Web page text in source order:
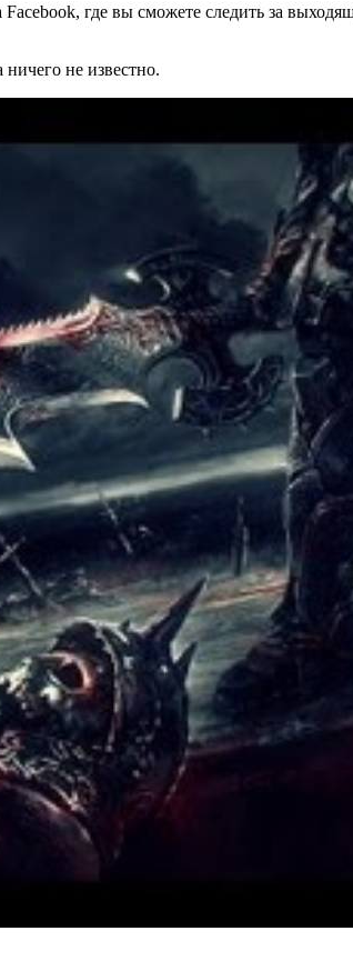
где вы сможете следить за
не известно.